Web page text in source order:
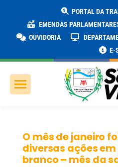
PORTAL DA
EMENDAS
OUVIDORIA
E-
O mês de janeiro
diversas ações
branco – mês da